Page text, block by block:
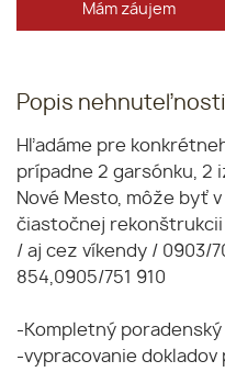
Mám záujem
Popis nehnuteľnosti
Hľadáme pre
prípadne 2 garsónku, 2
Nové Mesto, môže byť
čiastočnej rekonštrukcii
/ aj cez víkendy / 0903/
854,0905/751 910
-Kompletný
-vypracovanie